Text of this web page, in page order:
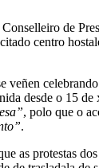
de
centro
veñen celebrando
desde o 15
, polo que o
.
as protestas